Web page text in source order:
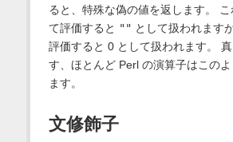
ると、特殊な偽の値を返します。
て評価すると "" として扱われます
評価すると 0 として扱われます。
す、ほとんど Perl の演算子はこの
ます。
文修飾子